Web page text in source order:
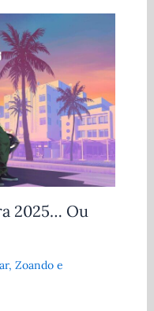
2025… Ou
, Zoando e